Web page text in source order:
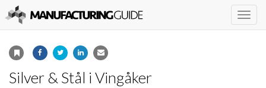
Silver & Stål i Vingåker